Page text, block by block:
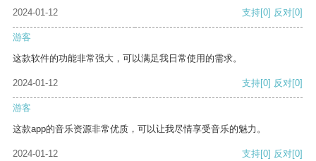
2024-01-12 支持[0] 反对[0]
游客
这款软件的功能非常强大，可以满足我日常使用的需求。
2024-01-12 支持[0] 反对[0]
游客
这款app的音乐资源非常优质，可以让我尽情享受音乐的魅力。
2024-01-12 支持[0] 反对[0]